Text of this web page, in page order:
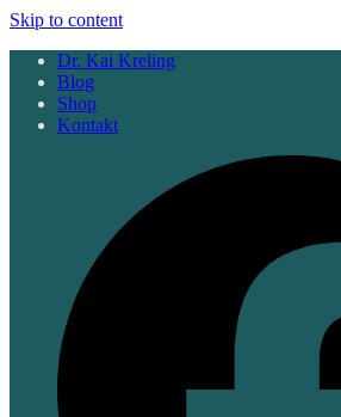
Skip to content
Dr. Kai Kreling
Blog
Shop
Kontakt